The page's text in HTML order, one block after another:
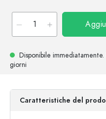
Disponibile immediatamente.
giorni
Caratteristiche del